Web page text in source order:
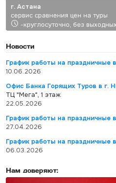
г. Астана
сервис сравнения цен на туры
-круглосуточно, без выходных
Новости
График работы на праздничные
10.06.2026
Офис Банка Горящих Туров в г.
ТЦ "Мега", 1 этаж
22.05.2026
График работы на праздничные
27.04.2026
График работы на праздничные
06.03.2026
Нам доверяют: